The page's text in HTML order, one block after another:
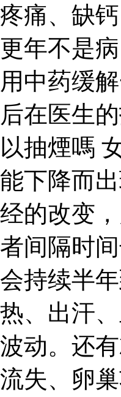
疼痛、缺
更年不是
用中药缓
后在医生
以抽煙嗎
能下降而
经的改变
者间隔时
会持续半
热、出汗
波动。还
流失、卵